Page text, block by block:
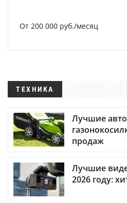
От 200 000 руб./месяц
ТЕХНИКА
Лучшие
продаж
Лучшие
2026 году: